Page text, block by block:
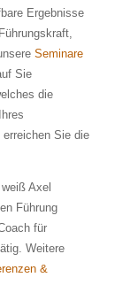
Ergebnisse
Seminare
Sie
die
Sie die
Axel
Führung
für
Weitere
&